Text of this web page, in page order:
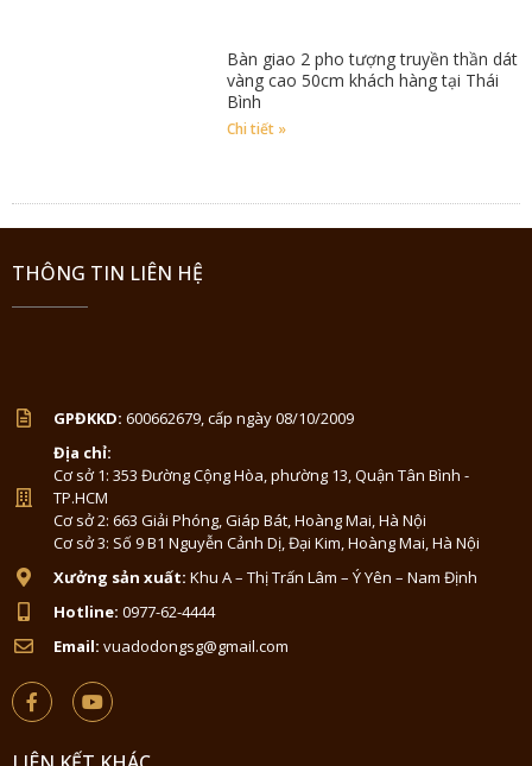
Bàn giao 2 pho tượng truyền thần dát
vàng cao 50cm khách hàng tại Thái
Bình
Chi tiết »
THÔNG TIN LIÊN HỆ
GPĐKKD: 600662679, cấp ngày 08/10/2009
Địa chỉ:
Cơ sở 1: 353 Đường Cộng Hòa, phường 13, Quận Tân Bình -
TP.HCM
Cơ sở 2: 663 Giải Phóng, Giáp Bát, Hoàng Mai, Hà Nội
Cơ sở 3: Số 9 B1 Nguyễn Cảnh Dị, Đại Kim, Hoàng Mai, Hà Nội
Xưởng sản xuất: Khu A – Thị Trấn Lâm – Ý Yên – Nam Định
Hotline: 0977-62-4444
Email: vuadodongsg@gmail.com